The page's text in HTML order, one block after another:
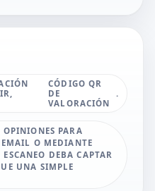
CÓDIGO QR
DE
VALORACIÓN
.
PARA
EMAIL O MEDIANTE
DEBA CAPTAR
UNA SIMPLE